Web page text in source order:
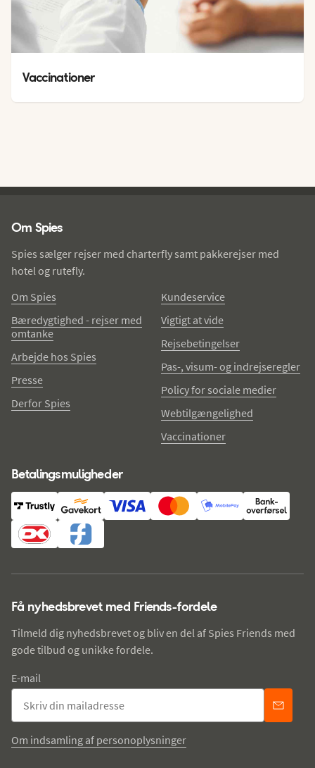
Vaccinationer
Om Spies
Spies sælger rejser med charterfly samt pakkerejser med
hotel og rutefly.
Om Spies
Bæredygtighed - rejser med
omtanke
Arbejde hos Spies
Presse
Derfor Spies
Kundeservice
Vigtigt at vide
Rejsebetingelser
Pas-, visum- og indrejseregler
Policy for sociale medier
Webtilgængelighed
Vaccinationer
Betalingsmuligheder
Få nyhedsbrevet med Friends-fordele
Tilmeld dig nyhedsbrevet og bliv en del af Spies Friends med
gode tilbud og unikke fordele.
E-mail
Om indsamling af personoplysninger